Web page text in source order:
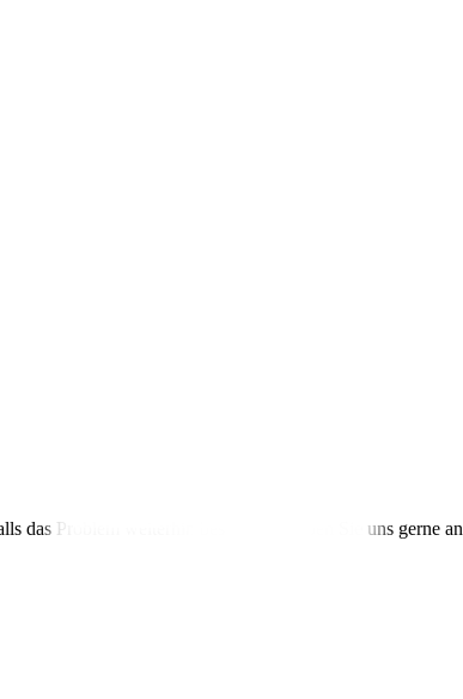
das Problem weiterhin besteht, schreiben Sie uns gerne an